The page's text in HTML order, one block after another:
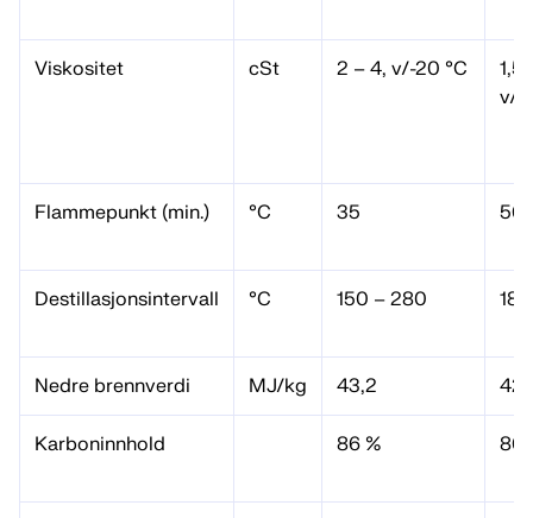
Viskositet cSt 2 – 4, v/-20 °C
1,5
v/
Flammepunkt (min.) °C 35 56
Destillasjonsintervall °C 150 – 280
Nedre brennverdi MJ/kg 43,2
Karboninnhold 86 % 86